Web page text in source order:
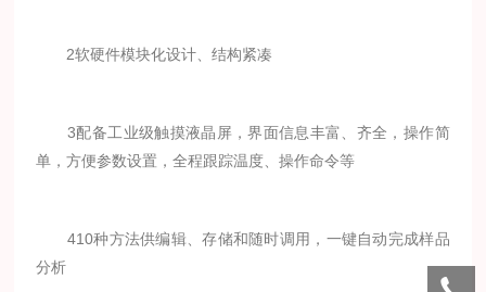
2软硬件模块化设计、结构紧凑
3配备工业级触摸液晶屏，界面信息丰富、齐全，操作简
单，方便参数设置，全程跟踪温度、操作命令等
410种方法供编辑、存储和随时调用，一键自动完成样品
分析